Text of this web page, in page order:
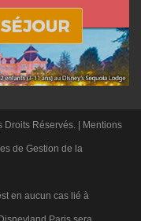
Réservés. | Mentions
de Gestion de la
en aucun cas lié à